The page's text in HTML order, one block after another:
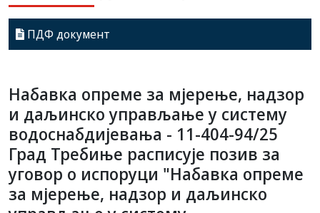
ПДФ документ
Набавка опреме за мјерење, надзор
и даљинско управљање у систему
водоснабдијевања - 11-404-94/25
Град Требиње расписује позив за
уговор о испоруци "Набавка опреме
за мјерење, надзор и даљинско